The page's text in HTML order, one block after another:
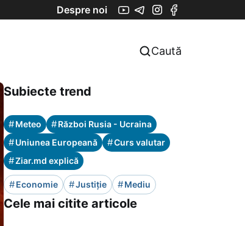
Despre noi
Caută
Subiecte trend
#Meteo #Război Rusia - Ucraina
#Uniunea Europeană #Curs valutar
#Ziar.md explică
#Economie #Justiție #Mediu
Cele mai citite articole